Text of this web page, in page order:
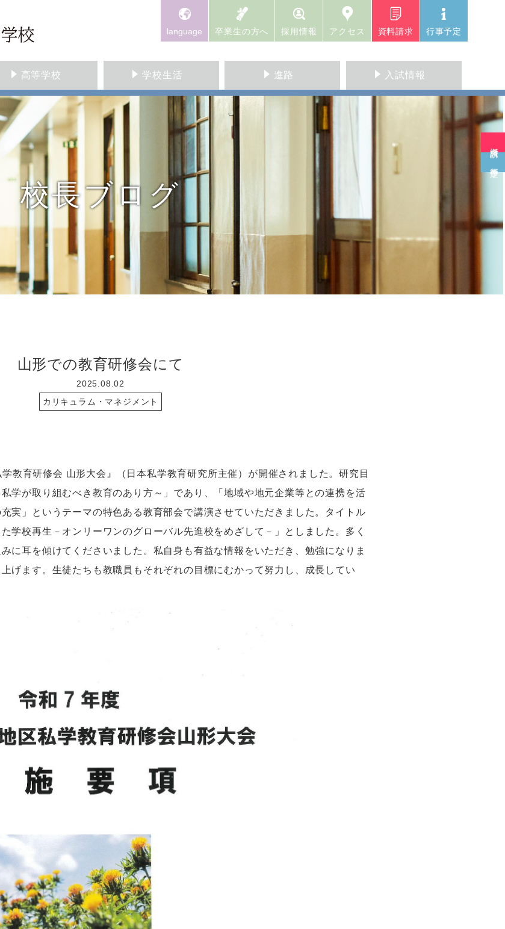
language 卒業生の方へ 採用情報 アクセス 資料請求 行事予定
高等学校 学校生活 進路 入試情報
校長ブログ
山形での教育研修会にて
2025.08.02
カリキュラム・マネジメント
教育研修会 山形大会』（日本私学教育研究所主催）が開催されました。研究目
学が取り組むべき教育のあり方～」であり、「地域や地元企業等との連携を活
実」というテーマの特色ある教育部会で講演させていただきました。タイトル
学校再生－オンリーワンのグローバル先進校をめざして－」としました。多く
に耳を傾けてくださいました。私自身も有益な情報をいただき、勉強になりま
げます。生徒たちも教職員もそれぞれの目標にむかって努力し、成長してい